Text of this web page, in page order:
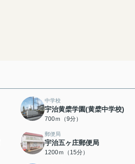
中学校
宇治黄檗学園(黄檗中学校)
700ｍ（9分）
郵便局
宇治五ヶ庄郵便局
1200ｍ（15分）